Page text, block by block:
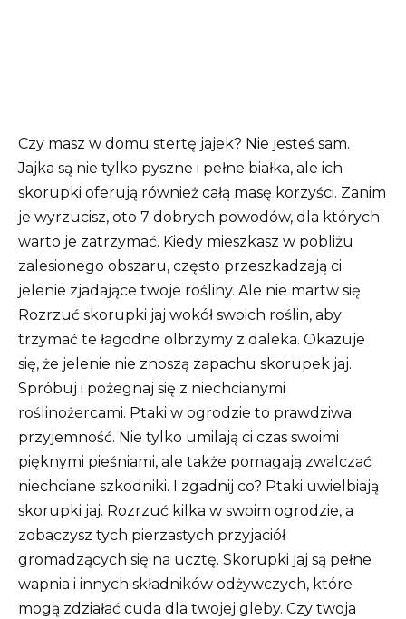
Czy masz w domu stertę jajek? Nie jesteś sam.
Jajka są nie tylko pyszne i pełne białka, ale ich
skorupki oferują również całą masę korzyści. Zanim
je wyrzucisz, oto 7 dobrych powodów, dla których
warto je zatrzymać. Kiedy mieszkasz w pobliżu
zalesionego obszaru, często przeszkadzają ci
jelenie zjadające twoje rośliny. Ale nie martw się.
Rozrzuć skorupki jaj wokół swoich roślin, aby
trzymać te łagodne olbrzymy z daleka. Okazuje
się, że jelenie nie znoszą zapachu skorupek jaj.
Spróbuj i pożegnaj się z niechcianymi
roślinożercami. Ptaki w ogrodzie to prawdziwa
przyjemność. Nie tylko umilają ci czas swoimi
pięknymi pieśniami, ale także pomagają zwalczać
niechciane szkodniki. I zgadnij co? Ptaki uwielbiają
skorupki jaj. Rozrzuć kilka w swoim ogrodzie, a
zobaczysz tych pierzastych przyjaciół
gromadzących się na ucztę. Skorupki jaj są pełne
wapnia i innych składników odżywczych, które
mogą zdziałać cuda dla twojej gleby. Czy twoja